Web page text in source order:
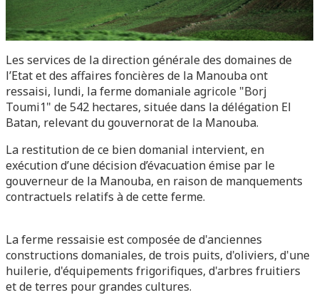
Les services de la direction générale des domaines de
l’Etat et des affaires foncières de la Manouba ont
ressaisi, lundi, la ferme domaniale agricole "Borj
Toumi1" de 542 hectares, située dans la délégation El
Batan, relevant du gouvernorat de la Manouba.
La restitution de ce bien domanial intervient, en
exécution d’une décision d’évacuation émise par le
gouverneur de la Manouba, en raison de manquements
contractuels relatifs à de cette ferme.
La ferme ressaisie est composée de d'anciennes
constructions domaniales, de trois puits, d'oliviers, d'une
huilerie, d'équipements frigorifiques, d'arbres fruitiers
et de terres pour grandes cultures.